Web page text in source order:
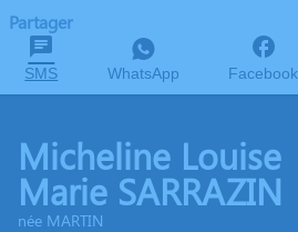
Partager
SMS WhatsApp Facebook
Micheline Louise
Marie SARRAZIN
née MARTIN